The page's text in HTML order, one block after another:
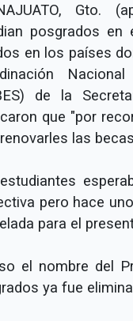
Gto.
posgrados en
en los países
de la
que "por
las
pero hace
para el
el nombre del
ya fue